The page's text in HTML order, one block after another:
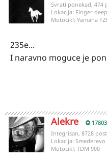
Svrati ponekad, 474
Lokacija: Finger
Motocikl: Yamaha
235e...
I naravno moguce je
Alekre 17803
Integrisan, 8728
Lokacija: Smederevo
Motocikl: TDM 900